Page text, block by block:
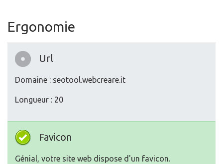
Ergonomie
Url
Domaine : seotool.webcreare.it
Longueur : 20
Favicon
Génial, votre site web dispose d'un favicon.